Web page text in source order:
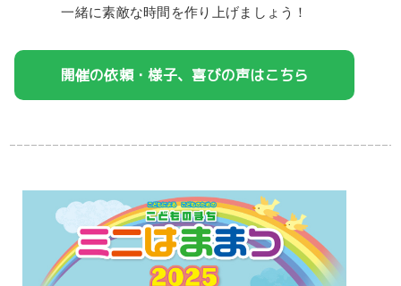
一緒に素敵な時間を作り上げましょう！
開催の依頼・様子、喜びの声はこちら